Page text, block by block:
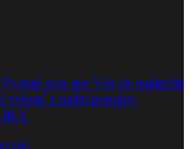
Vybrali sme pre Vás tie najlepšie
vybrať z našej ponuky.